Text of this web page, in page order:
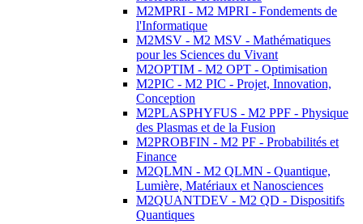
M2MPRI - M2 MPRI - Fondements de
l'Informatique
M2MSV - M2 MSV - Mathématiques
pour les Sciences du Vivant
M2OPTIM - M2 OPT - Optimisation
M2PIC - M2 PIC - Projet, Innovation,
Conception
M2PLASPHYFUS - M2 PPF - Physique
des Plasmas et de la Fusion
M2PROBFIN - M2 PF - Probabilités et
Finance
M2QLMN - M2 QLMN - Quantique,
Lumière, Matériaux et Nanosciences
M2QUANTDEV - M2 QD - Dispositifs
Quantiques